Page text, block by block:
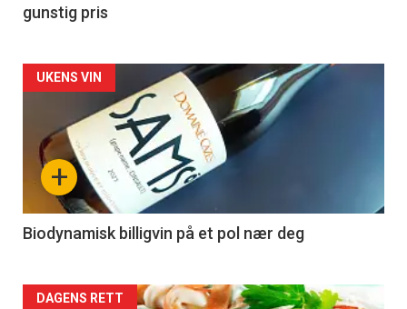
gunstig pris
Forsiden
akkurat
nå
4
+
UKENS VIN
Biodynamisk billigvin på et pol nær deg
Forsiden
DAGENS RETT